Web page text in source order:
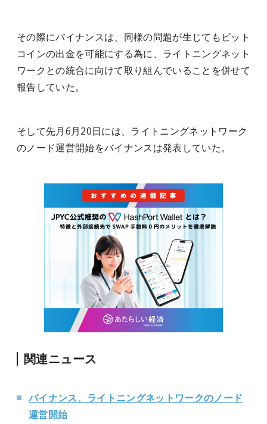
その際にバイナンスは、同様の問題が生じてもビット
コインの出金を可能にする為に、ライトニングネット
ワークとの統合に向けて取り組んでいることを併せて
報告していた。
そして先月6月20日には、ライトニングネットワーク
のノード運営開始をバイナンスは発表していた。
関連ニュース
バイナンス、ライトニングネットワークのノード
運営開始